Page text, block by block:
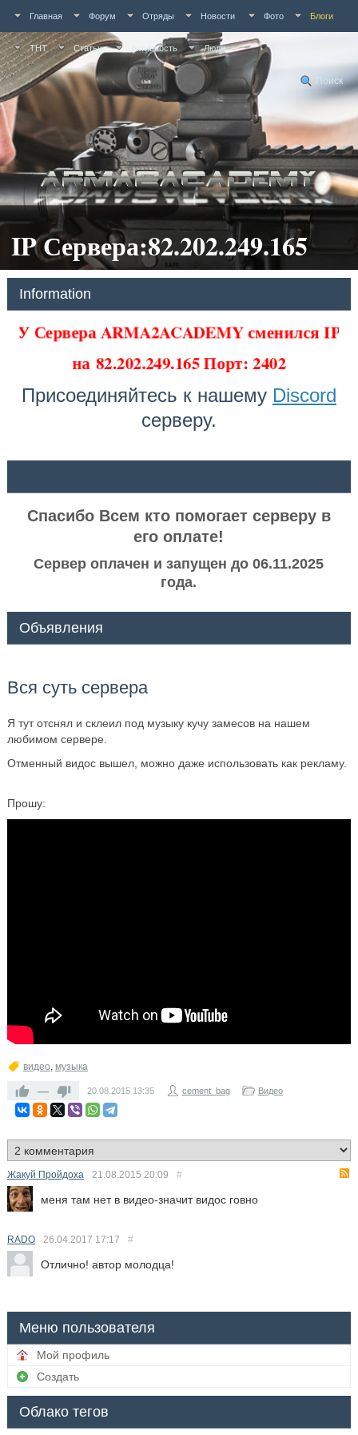
Главная Форум Отряды Новости Фото Блоги
ТНТ Статьи Активность Люди
Поиск
IP Сервера:82.202.249.165
Information
У Сервера ARMA2ACADEMY сменился IP
на82.202.249.165 Порт: 2402
Присоединяйтесь к нашему Discord
серверу.
Спасибо Всем кто помогает серверу в
его оплате!
Сервер оплачен и запущен до 06.11.2025
года.
Объявления
Вся суть сервера
Я тут отснял и склеил под музыку кучу замесов на нашем
любимом сервере.
Отменный видос вышел, можно даже использовать как рекламу.
Прошу:
видео, музыка
— 20.08.2015 13:35 cement_bag Видео
Жакуй Пройдоха 21.08.2015 20:09 #
меня там нет в видео-значит видос говно
RADO 26.04.2017 17:17 #
Отлично! автор молодца!
Меню пользователя
Мой профиль
Создать
Облако тегов